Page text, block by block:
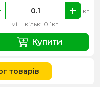
мін. кільк. 0.1кг
кг
Купити
товарів